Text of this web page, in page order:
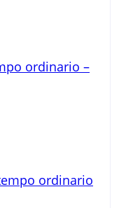
ordinario –
ordinario